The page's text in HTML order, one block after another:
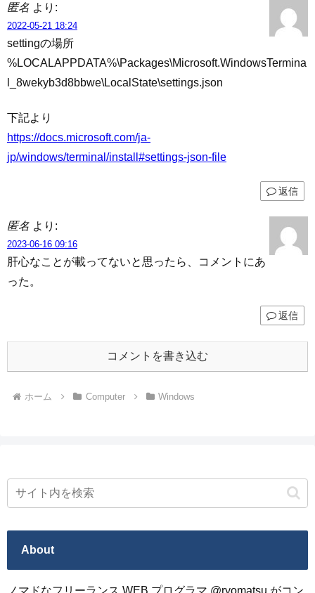
匿名 より:
2022-05-21 18:24
settingの場所
%LOCALAPPDATA%\Packages\Microsoft.WindowsTermina
l_8wekyb3d8bbwe\LocalState\settings.json
下記より
https://docs.microsoft.com/ja-
jp/windows/terminal/install#settings-json-file
返信
匿名 より:
2023-06-16 09:16
肝心なことが載ってないと思ったら、コメントにあ
った。
返信
コメントを書き込む
ホーム Computer Windows
About